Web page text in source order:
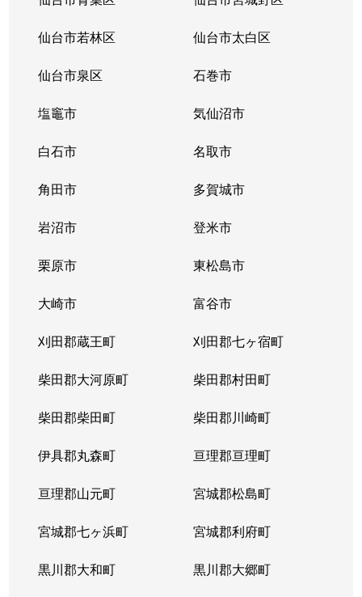
花京院
2,800万円
仙台
花京院
2,800万円
仙台
柏木
北四番丁
柏木
5,600万円
北四番丁
柏木
2,800万円
北四番丁
柏木
1,900万円
北四番丁
柏木
北四番丁
柏木
北四番丁
柏木
2,000万円
北四番丁
柏木
4,500万円
北四番丁
柏木
1,200万円
北四番丁
柏木
4,800万円
北四番丁
春日町
4,200万円
勾当台公園
春日町
4,700万円
勾当台公園
春日町
1,900万円
勾当台公園
仙台市若林区 仙台市太白区
仙台市泉区 石巻市
塩竈市 気仙沼市
白石市 名取市
角田市 多賀城市
岩沼市 登米市
栗原市 東松島市
大崎市 富谷市
刈田郡蔵王町 刈田郡七ヶ宿町
柴田郡大河原町 柴田郡村田町
柴田郡柴田町 柴田郡川崎町
伊具郡丸森町 亘理郡亘理町
亘理郡山元町 宮城郡松島町
宮城郡七ヶ浜町 宮城郡利府町
黒川郡大和町 黒川郡大郷町